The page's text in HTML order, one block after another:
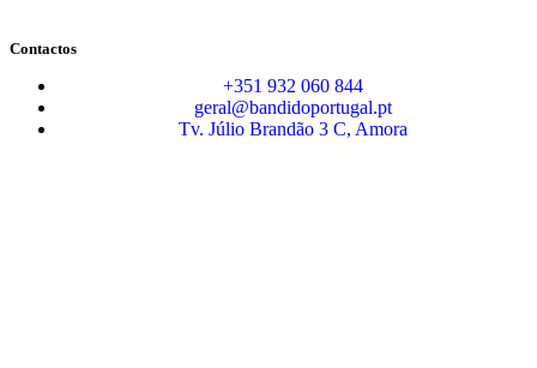
Contactos
+351 932 060 844
geral@bandidoportugal.pt
Tv. Júlio Brandão 3 C, Amora